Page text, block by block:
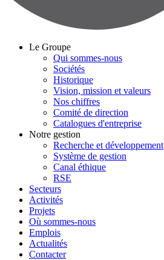
Le Groupe
Qui sommes-nous
Sociétés
Historique
Vision, mission et valeurs
Nos chiffres
Comité de direction
Catalogues d'entreprise
Notre gestion
Recherche et développement
Système de gestion
Canal éthique
RSE
Secteurs
Activités
Projets
Où sommes-nous
Emplois
Actualités
Contacter